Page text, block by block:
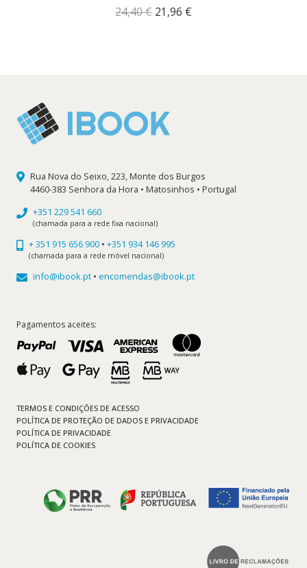
24,40€ O
21,96 €
Rua Nova do Seixo, 223, Monte dos Burgos
4460-383 Senhora da Hora • Matosinhos • Portugal
+351 229 541 660
(chamada para a rede fixa nacional)
+ 351 915 656 900 • +351 934 146 995
(chamada para a rede móvel nacional)
info@ibook.pt • encomendas@ibook.pt
Pagamentos aceites:
TERMOS E CONDIÇÕES DE ACESSO
POLÍTICA DE PROTEÇÃO DE DADOS E PRIVACIDADE
POLÍTICA DE PRIVACIDADE
POLÍTICA DE COOKIES